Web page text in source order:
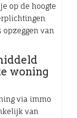
op de hoogte
van
woning
via immo
van